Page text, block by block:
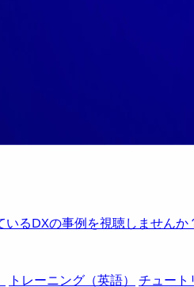
るDXの事例を視聴しませんか
トレーニング（英語） チュート